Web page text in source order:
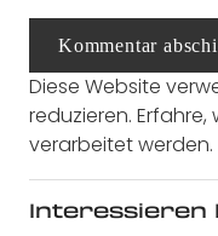
Kommentar
Diese Website
reduzieren.
verarbeitet werden.
Interessieren